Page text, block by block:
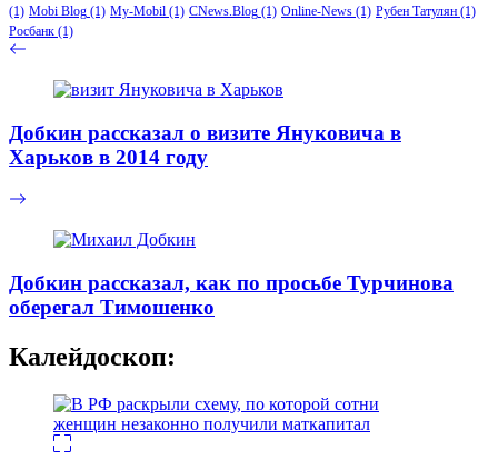
(1) Mobi Blog (1) My-Mobil (1) CNews.Blog (1) Online-News (1) Рубен Татулян (1)
Росбанк (1)
Добкин рассказал о визите Януковича в
Харьков в 2014 году
Добкин рассказал, как по просьбе Турчинова
оберегал Тимошенко
Калейдоскоп: